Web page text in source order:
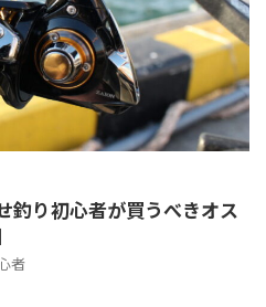
釣り初心者が買うべきオス
者